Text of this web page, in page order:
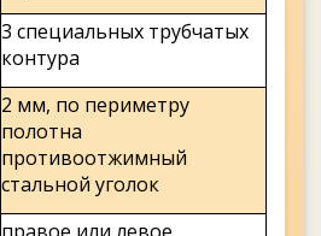
3 специальных трубчатых
контура
2 мм, по периметру
полотна
противоотжимный
стальной уголок